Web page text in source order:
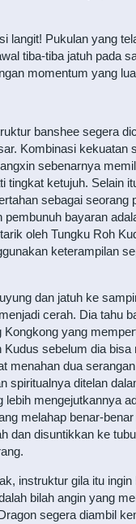
langit! Pukulan yang
tiba-tiba jatuh pada
momentum yang
banshee segera
Kombinasi kekuatan
sebenarnya
tingkat ketujuh. Selain
sebagai seorang
pembunuh bayaran
oleh Tungku Roh
keterampilan
dan jatuh ke
cerah. Dia tahu
Kongkong yang
Kudus sebelum dia bisa
menahan dua
spiritualnya ditelan
lebih mengejutkannya
melahap benar-
dan disuntikkan ke
instruktur gila itu ingin
bilah angin yang
segera diambil